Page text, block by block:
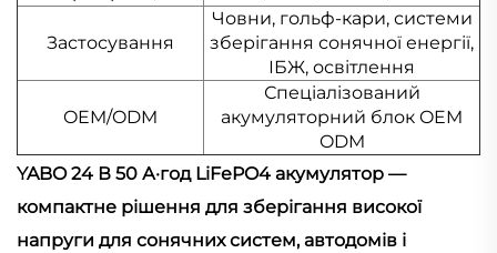
Застосування
Човни, гольф-кари, системи
зберігання сонячної енергії,
ІБЖ, освітлення
OEM/ODM
Спеціалізований
акумуляторний блок OEM
ODM
YABO 24 В 50 А·год LiFePO4 акумулятор —
компактне рішення для зберігання високої
напруги для сонячних систем, автодомів і